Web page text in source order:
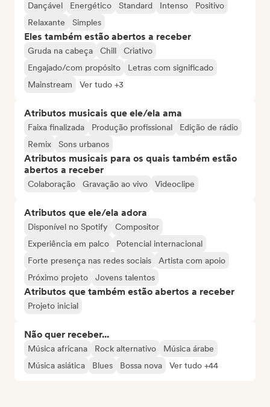
Dançável Energético Standard Intenso
Positivo
Relaxante
Simples
Eles também estão abertos a receber
Gruda na cabeça Chill
Criativo
Engajado/com propósito
Letras com significado
Mainstream
Ver tudo +3
Atributos musicais que ele/ela ama
Faixa finalizada Produção profissional
Edição de rádio
Remix
Sons urbanos
Atributos musicais para os quais também estão
abertos a receber
Colaboração Gravação ao vivo Videoclipe
Atributos que ele/ela adora
Disponível no Spotify
Compositor
Experiência em palco
Potencial internacional
Forte presença nas redes sociais
Artista com apoio
Próximo projeto
Jovens talentos
Atributos que também estão abertos a receber
Projeto inicial
Não quer receber...
Música africana Rock alternativo
Música árabe
Música asiática
Blues Bossa nova Ver tudo +44